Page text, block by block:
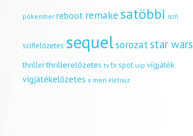
pókember reboot remakesatöbbi scifi
scifielőzetes sequelsorozatstar wars
thrillerthrillerelőzetes tv tv spot uip vígjáték
vígjátékelőzetes x men életrajz